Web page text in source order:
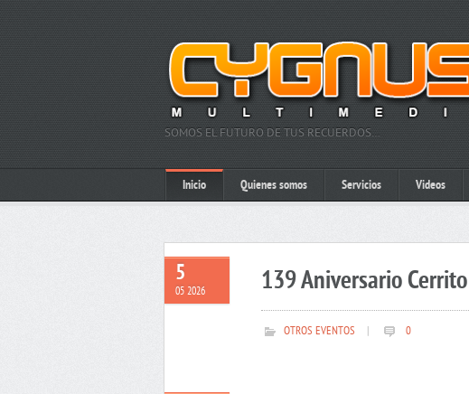
SOMOS EL FUTURO DE TUS RECUERDOS…
Inicio Quienes somos Servicios Videos
5
05 2026 139 Aniversario
OTROS EVENTOS 0